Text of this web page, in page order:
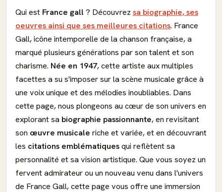
Qui est France gall ? Découvrez sa biographie, ses
oeuvres ainsi que ses meilleures citations. France
Gall, icône intemporelle de la chanson française, a
marqué plusieurs générations par son talent et son
charisme. Née en 1947, cette artiste aux multiples
facettes a su s'imposer sur la scène musicale grâce à
une voix unique et des mélodies inoubliables. Dans
cette page, nous plongeons au cœur de son univers en
explorant sa biographie passionnante, en revisitant
son œuvre musicale riche et variée, et en découvrant
les citations emblématiquesqui reflètent sa
personnalité et sa vision artistique. Que vous soyez un
fervent admirateur ou un nouveau venu dans l'univers
de France Gall, cette page vous offre une immersion